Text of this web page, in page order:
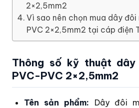
2×2,5mm2
Vì sao nên chọn mua dây
PVC 2×2,5mm2 tại cáp điện
Thông số kỹ thuật dây
PVC-PVC 2×2,5mm2
Tên sản phẩm: Dây đôi